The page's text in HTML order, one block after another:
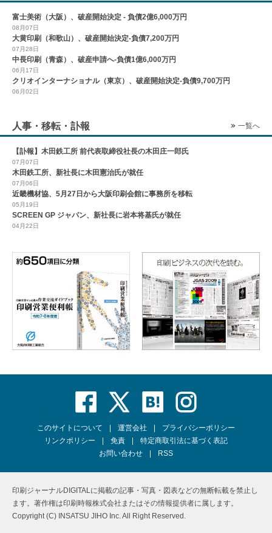
富士美術（大阪）、破産開始決定 - 負債2億6,000万円
08月07日
大黄印刷（和歌山）、破産開始決定-負債7,200万円
07月28日
中長印刷（青森）、破産申請へ-負債1億6,000万円
06月17日
クリオインターナショナル（東京）、破産開始決定-負債9,700万円
06月02日
人事・移転・訃報 一覧へ
【訃報】木田鉄工所 前代表取締役社長の木田庄一郎氏
07月07日
木田鉄工所、新社長に木田憲治氏が就任
07月06日
近畿機材協、5月27日から大阪印刷会館に事務所を移転
05月19日
SCREEN GP ジャパン、新社長に岩本将基氏が就任
04月22日
このサイトについて 運営会社
プライバシーポリシー
リンクポリシー
免責
特定商取引法に基づく表記
お問い合わせ
RSS
印刷ジャーナルDIGITALに掲載の記事・写真・図表などの無断転載を禁止し
ます。著作権は印刷時報株式会社またはその情報提供者に属します。
Copyright (C) INSATSU JIHO Inc. All Right Reserved.